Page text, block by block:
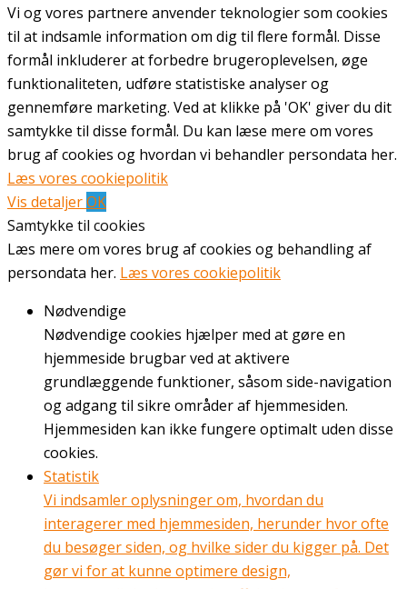
Vi og vores partnere anvender teknologier som cookies
til at indsamle information om dig til flere formål. Disse
formål inkluderer at forbedre brugeroplevelsen, øge
funktionaliteten, udføre statistiske analyser og
gennemføre marketing. Ved at klikke på 'OK' giver du dit
samtykke til disse formål. Du kan læse mere om vores
brug af cookies og hvordan vi behandler persondata her.
Læs vores cookiepolitik
Vis detaljerOK
Samtykke til cookies
Læs mere om vores brug af cookies og behandling af
persondata her. Læs vores cookiepolitik
Nødvendige
Nødvendige cookies hjælper med at gøre en
hjemmeside brugbar ved at aktivere
grundlæggende funktioner, såsom side-navigation
og adgang til sikre områder af hjemmesiden.
Hjemmesiden kan ikke fungere optimalt uden disse
cookies.
Statistik
Vi indsamler oplysninger om, hvordan du
interagerer med hjemmesiden, herunder hvor ofte
du besøger siden, og hvilke sider du kigger på. Det
gør vi for at kunne optimere design,